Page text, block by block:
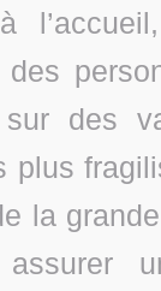
des
des
plus
la